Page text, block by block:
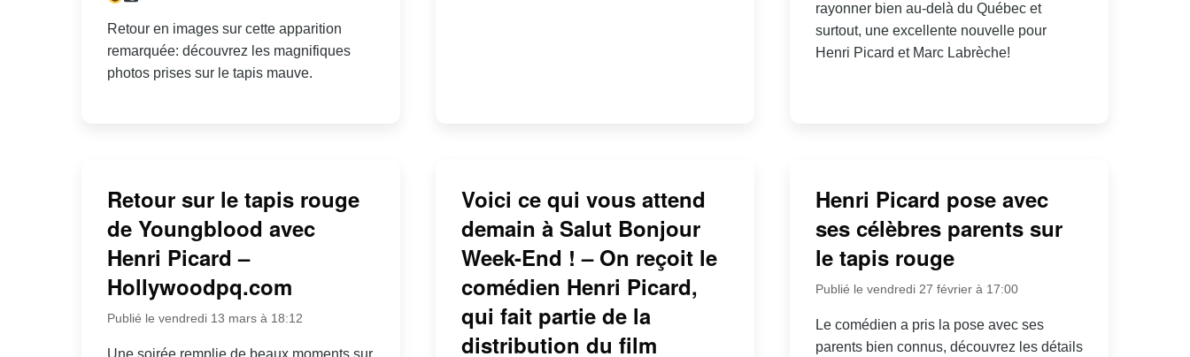
Retour en images sur cette apparition
remarquée: découvrez les magnifiques
photos prises sur le tapis mauve.
rayonner bien au-delà du Québec et
surtout, une excellente nouvelle pour
Henri Picard et Marc Labrèche!
Retour sur le tapis rouge
de Youngblood avec
Henri Picard –
Hollywoodpq.com
Publié le vendredi 13 mars à 18:12
Une soirée remplie de beaux moments sur
Voici ce qui vous attend
demain à Salut Bonjour
Week-End ! – On reçoit le
comédien Henri Picard,
qui fait partie de la
distribution du film
Henri Picard pose avec
ses célèbres parents sur
le tapis rouge
Publié le vendredi 27 février à 17:00
Le comédien a pris la pose avec ses
parents bien connus, découvrez les détails